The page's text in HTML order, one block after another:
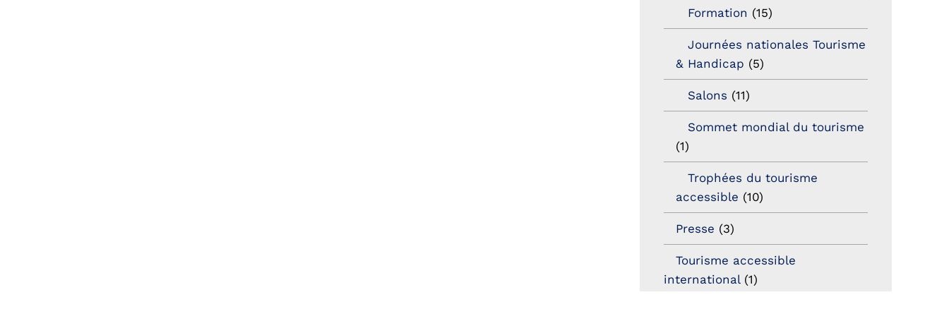
Formation (15)
Journées nationales Tourisme
& Handicap (5)
Salons (11)
Sommet mondial du tourisme
(1)
Trophées du tourisme
accessible (10)
Presse (3)
Tourisme accessible
international(1)